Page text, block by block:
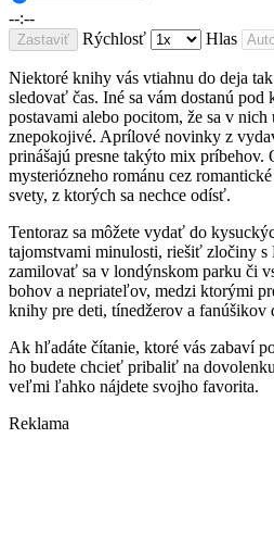
--:--
Zastaviť Rýchlosť Hlas
Niektoré knihy vás vtiahnu do deja
sledovať čas. Iné sa vám dostanú pod
postavami alebo pocitom, že sa v
znepokojivé. Aprílové novinky z
prinášajú presne takýto mix príbehov.
mysteriózneho románu cez
svety, z ktorých sa nechce odísť.
Tentoraz sa môžete vydať do
tajomstvami minulosti, riešiť zločiny
zamilovať sa v londýnskom parku či
bohov a nepriateľov, medzi ktorými
knihy pre deti, tínedžerov a fanúšikov
Ak hľadáte čítanie, ktoré vás zabaví
ho budete chcieť pribaliť na
veľmi ľahko nájdete svojho favorita.
Reklama